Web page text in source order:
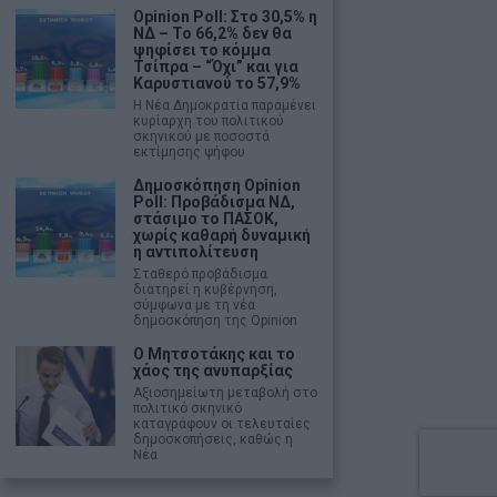
Opinion Poll: Στο 30,5% η
ΝΔ – Το 66,2% δεν θα
ψηφίσει το κόμμα
Τσίπρα – “Όχι” και για
Καρυστιανού το 57,9%
Η Νέα Δημοκρατία παραμένει
κυρίαρχη του πολιτικού
σκηνικού με ποσοστά
εκτίμησης ψήφου
Δημοσκόπηση Opinion
Poll: Προβάδισμα ΝΔ,
στάσιμο το ΠΑΣΟΚ,
χωρίς καθαρή δυναμική
η αντιπολίτευση
Σταθερό προβάδισμα
διατηρεί η κυβέρνηση,
σύμφωνα με τη νέα
δημοσκόπηση της Opinion
Ο Μητσοτάκης και το
χάος της ανυπαρξίας
Αξιοσημείωτη μεταβολή στο
πολιτικό σκηνικό
καταγράφουν οι τελευταίες
δημοσκοπήσεις, καθώς η
Νέα